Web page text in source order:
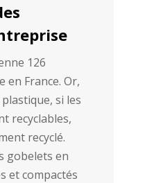
126
en France. Or,
si les
recyclables,
recyclé.
gobelets en
et compactés